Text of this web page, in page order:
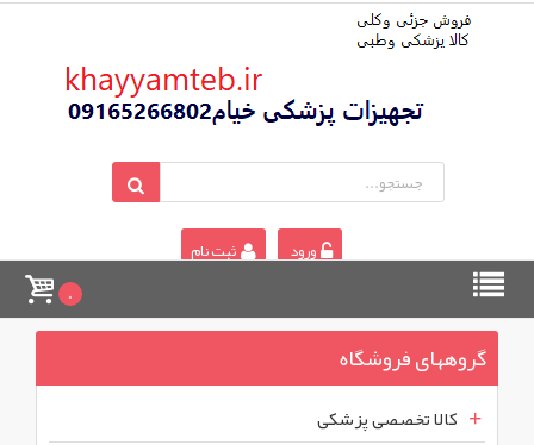
ورود ثبت نام
0
گروههای فروشگاه
کالا تخصصی پزشکی